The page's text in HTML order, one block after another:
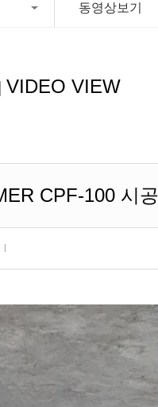
동영상보기
VIDEO VIEW
CPF-100 시